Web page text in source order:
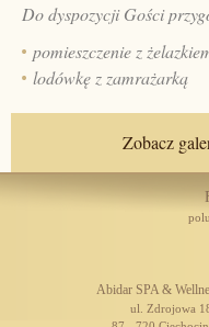
Do dyspozycji Gości
pomieszczenie z
lodówkę z zamrażarką
Zobacz
Abidar SPA &
ul. Zdrojowa